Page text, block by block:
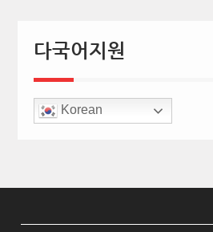
다국어지원
Korean